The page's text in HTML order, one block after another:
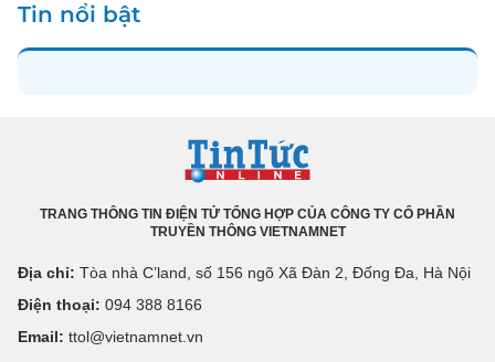
Tin nổi bật
TRANG THÔNG TIN ĐIỆN TỬ TỔNG HỢP CỦA CÔNG TY CỔ PHẦN
TRUYỀN THÔNG VIETNAMNET
Địa chỉ: Tòa nhà C’land, số 156 ngõ Xã Đàn 2, Đống Đa, Hà Nội
Điện thoại: 094 388 8166
Email: ttol@vietnamnet.vn